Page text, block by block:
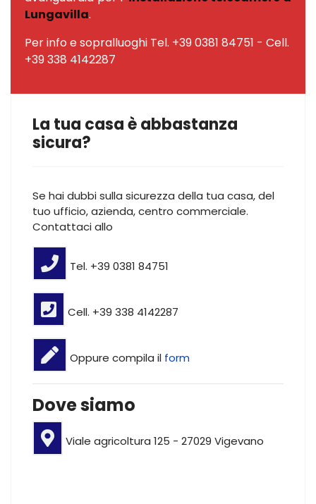
Lungavilla.
Per info e sopralluoghi Tel. +39 0381 84751 - Cell.
+39 338 4142287
La tua casa è abbastanza
sicura?
Se hai dubbi sulla sicurezza della tua casa, del
tuo ufficio, azienda, centro commerciale.
Contattaci allo
Tel. +39 0381 84751
Cell. +39 338 4142287
Oppure compila il form
Dove siamo
Viale agricoltura 125 - 27029 Vigevano